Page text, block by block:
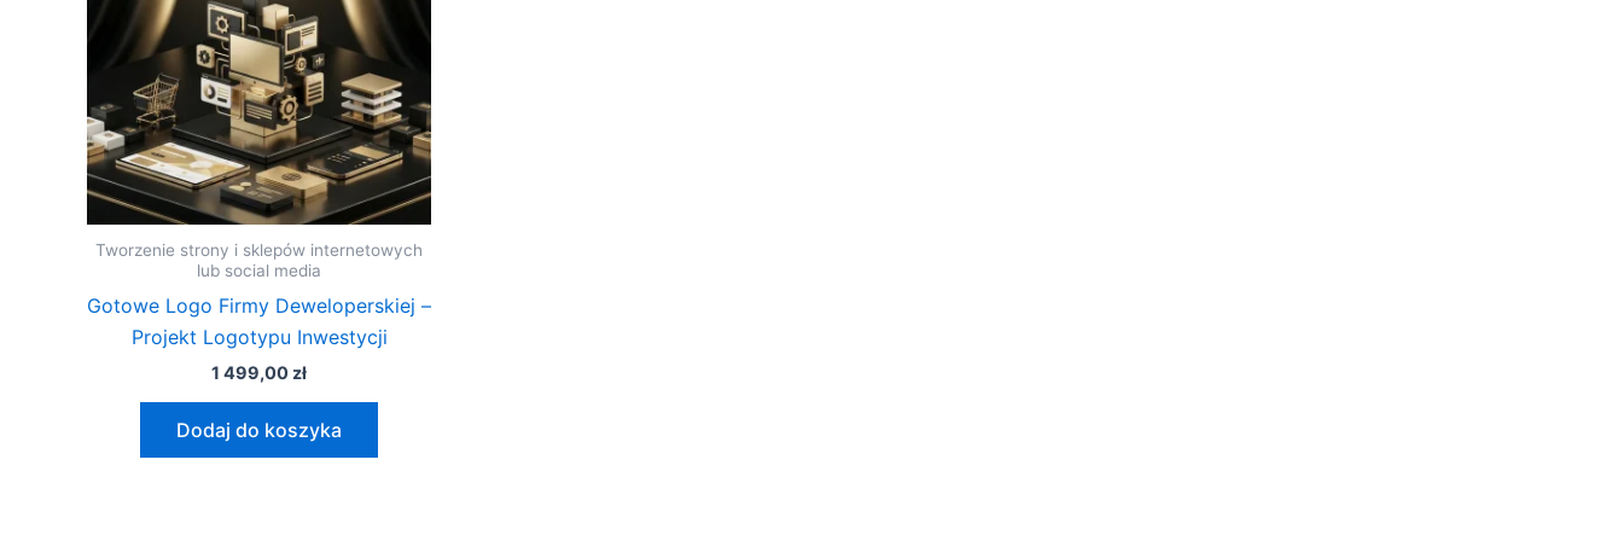
Tworzenie strony i sklepów internetowych
lub social media
Gotowe Logo Firmy Deweloperskiej –
Projekt Logotypu Inwestycji
1 499,00 zł
Dodaj do koszyka